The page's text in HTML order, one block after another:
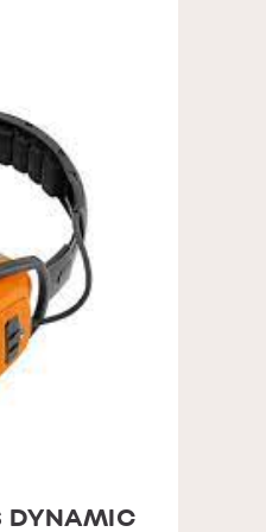
DYNAMIC